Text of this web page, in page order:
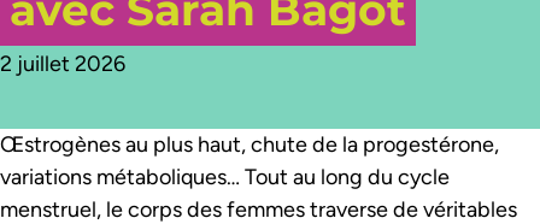
2 juillet 2026
Œstrogènes au plus haut, chute de la progestérone,
variations métaboliques… Tout au long du cycle
menstruel, le corps des femmes traverse de véritables